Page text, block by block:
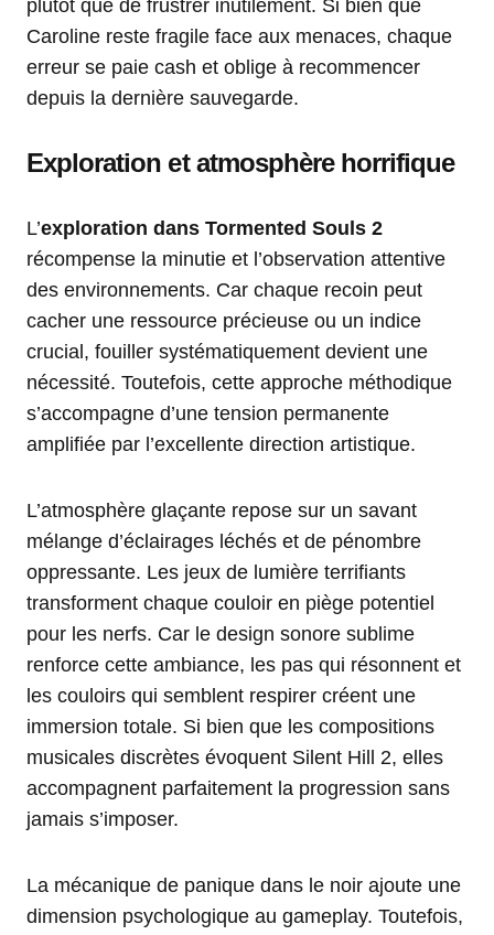
plutôt que de frustrer inutilement. Si bien que
Caroline reste fragile face aux menaces, chaque
erreur se paie cash et oblige à recommencer
depuis la dernière sauvegarde.
Exploration et atmosphère horrifique
L’exploration dans Tormented Souls 2
récompense la minutie et l’observation attentive
des environnements. Car chaque recoin peut
cacher une ressource précieuse ou un indice
crucial, fouiller systématiquement devient une
nécessité. Toutefois, cette approche méthodique
s’accompagne d’une tension permanente
amplifiée par l’excellente direction artistique.
L’atmosphère glaçante repose sur un savant
mélange d’éclairages léchés et de pénombre
oppressante. Les jeux de lumière terrifiants
transforment chaque couloir en piège potentiel
pour les nerfs. Car le design sonore sublime
renforce cette ambiance, les pas qui résonnent et
les couloirs qui semblent respirer créent une
immersion totale. Si bien que les compositions
musicales discrètes évoquent Silent Hill 2, elles
accompagnent parfaitement la progression sans
jamais s’imposer.
La mécanique de panique dans le noir ajoute une
dimension psychologique au gameplay. Toutefois,